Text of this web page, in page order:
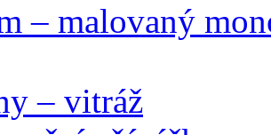
– malovaný
– vitráž